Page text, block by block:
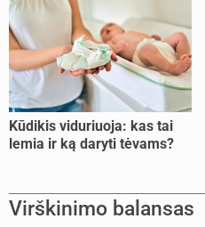
Kūdikis viduriuoja: kas tai
lemia ir ką daryti tėvams?
Virškinimo balansas